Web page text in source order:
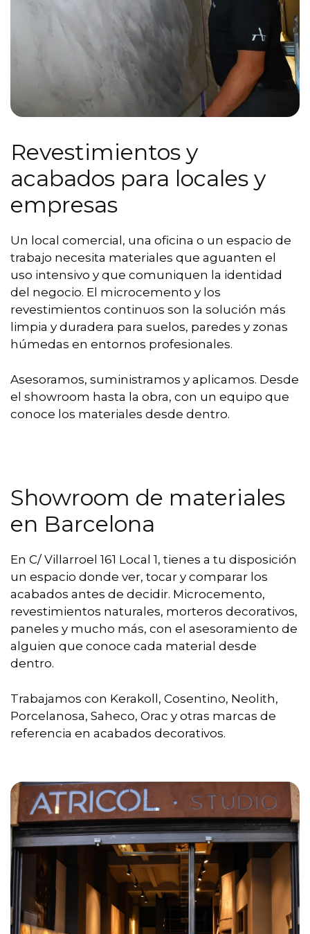
Revestimientos y
acabados para locales y
empresas
Un local comercial, una oficina o un espacio de
trabajo necesita materiales que aguanten el
uso intensivo y que comuniquen la identidad
del negocio. El microcemento y los
revestimientos continuos son la solución más
limpia y duradera para suelos, paredes y zonas
húmedas en entornos profesionales.
Asesoramos, suministramos y aplicamos. Desde
el showroom hasta la obra, con un equipo que
conoce los materiales desde dentro.
Showroom de materiales
en Barcelona
En C/ Villarroel 161 Local 1, tienes a tu disposición
un espacio donde ver, tocar y comparar los
acabados antes de decidir. Microcemento,
revestimientos naturales, morteros decorativos,
paneles y mucho más, con el asesoramiento de
alguien que conoce cada material desde
dentro.
Trabajamos con Kerakoll, Cosentino, Neolith,
Porcelanosa, Saheco, Orac y otras marcas de
referencia en acabados decorativos.